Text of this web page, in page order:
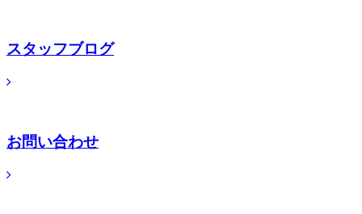
スタッフブログ
お問い合わせ